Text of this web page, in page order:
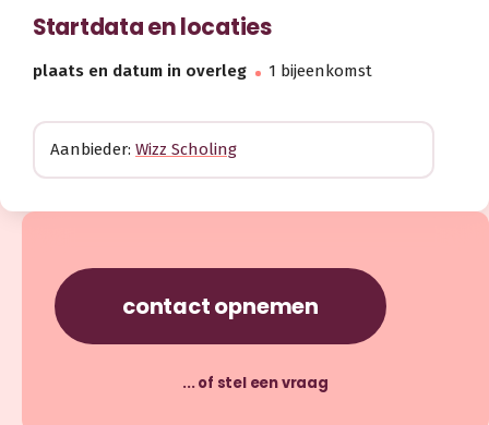
Startdata en locaties
plaats en datum in overleg 1 bijeenkomst
Aanbieder: Wizz Scholing
contact opnemen
... of stel een vraag